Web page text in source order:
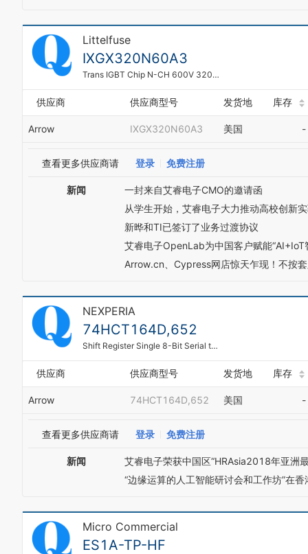
Littelfuse
IXGX320N60A3
Trans IGBT Chip N-CH 600V 320A 1000000mW 3-Pin(3+Tab) PLUS 247
供应商 供应商型号 发货地 库存
Arrow IXGX320N60A3 美国 -
查看更多供应商请 登录 免费注册
新闻
一封来自艾睿电子CMO的邀请函
从学生开始，艾睿电子大力推动高校创新
新晔和TI已签订了业务过渡协议
艾睿电子OpenLab为中国客户赋能“AI+IoT
Arrow.cn、Cypress网店惊天乍现！不按
NEXPERIA
74HCT164D,652
Shift Register Single 8-Bit Serial to Parallel 14-Pin SO Bulk
供应商 供应商型号 发货地 库存
Arrow 74HCT164D,652 美国 -
查看更多供应商请 登录 免费注册
新闻
艾睿电子荣获中国区“HRAsia2018年亚洲
“边缘运算的人工智能研讨会和工作坊”在
Micro Commercial
ES1A-TP-HF